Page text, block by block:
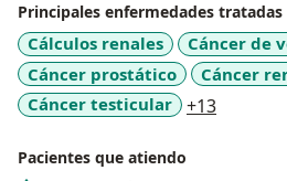
Principales enfermedades tratadas
Cálculos renales
Cáncer de
Cáncer prostático
Cáncer
Cáncer testicular
+13
Pacientes que atiendo